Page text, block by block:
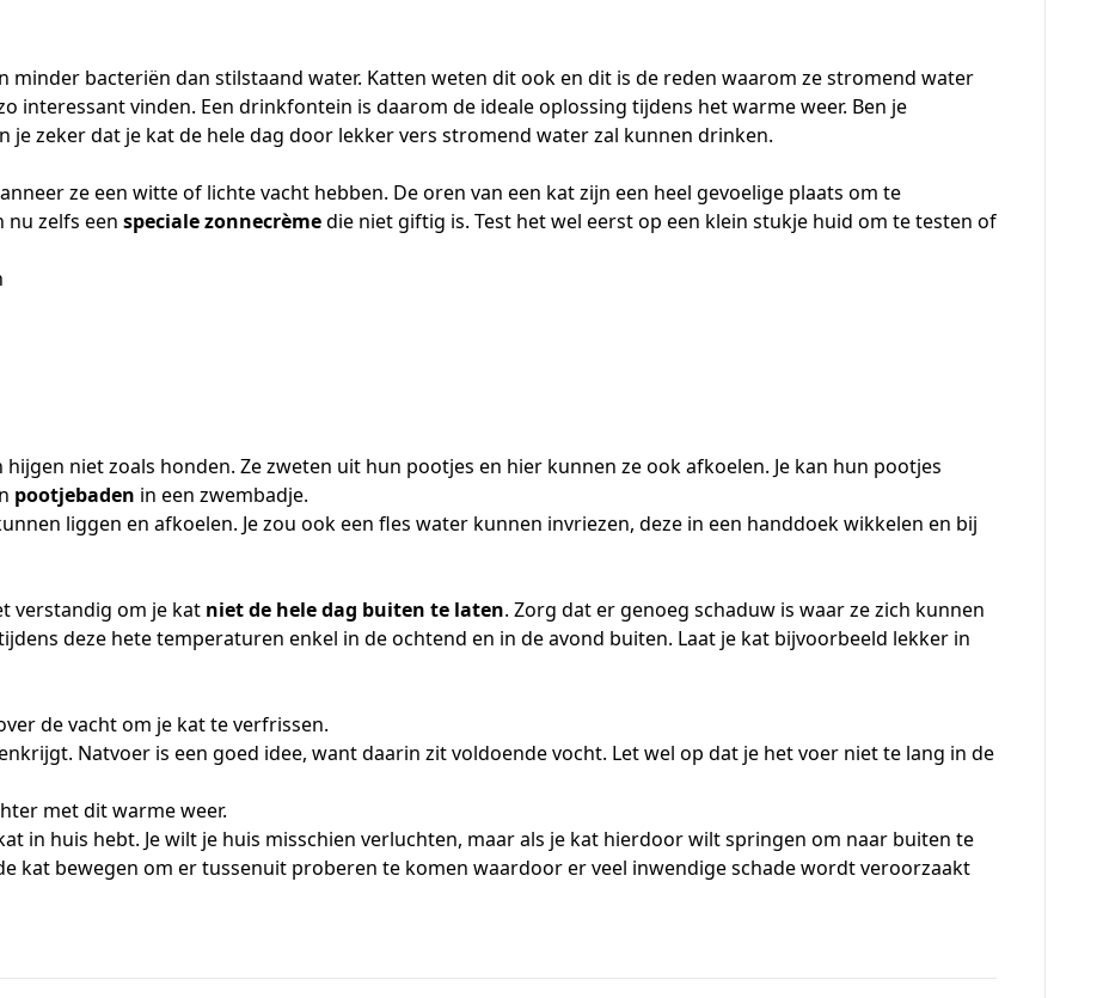
minder bacteriën dan stilstaand water. Katten weten dit ook en dit is de reden waarom ze stromend water
interessant vinden. Een drinkfontein is daarom de ideale oplossing tijdens het warme weer. Ben je
je zeker dat je kat de hele dag door lekker vers stromend water zal kunnen drinken.
ze een witte of lichte vacht hebben. De oren van een kat zijn een heel gevoelige plaats om te
nu zelfs een speciale zonnecrèmedie niet giftig is. Test het wel eerst op een klein stukje huid om te testen of
niet zoals honden. Ze zweten uit hun pootjes en hier kunnen ze ook afkoelen. Je kan hun pootjes
pootjebaden in een zwembadje.
liggen en afkoelen. Je zou ook een fles water kunnen invriezen, deze in een handdoek wikkelen en bij
verstandig om je kat niet de hele dag buiten te laten. Zorg dat er genoeg schaduw is waar ze zich kunnen
deze hete temperaturen enkel in de ochtend en in de avond buiten. Laat je kat bijvoorbeeld lekker in
de vacht om je kat te verfrissen.
Natvoer is een goed idee, want daarin zit voldoende vocht. Let wel op dat je het voer niet te lang in de
met dit warme weer.
in huis hebt. Je wilt je huis misschien verluchten, maar als je kat hierdoor wilt springen om naar buiten te
kat bewegen om er tussenuit proberen te komen waardoor er veel inwendige schade wordt veroorzaakt